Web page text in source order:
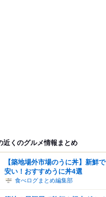
近くのグルメ情報まとめ
【築地場外市場のうに丼】新鮮で
安い！おすすめうに丼4選
食べログまとめ編集部